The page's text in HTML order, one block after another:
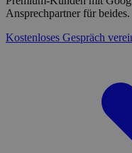
Ansprechpartner für beides.
Kostenloses Gespräch